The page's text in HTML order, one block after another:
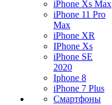
iPhone Xs Max
iPhone 11 Pro
Max
iPhone XR
IPhone Xs
iPhone SE
2020
Iphone 8
iPhone 7 Plus
Смартфоны